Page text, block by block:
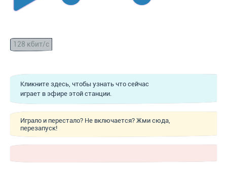
128 кбит/с
Кликните здесь, чтобы узнать что сейчас
играет в эфире этой станции.
Играло и перестало? Не включается? Жми сюда,
перезапуск!